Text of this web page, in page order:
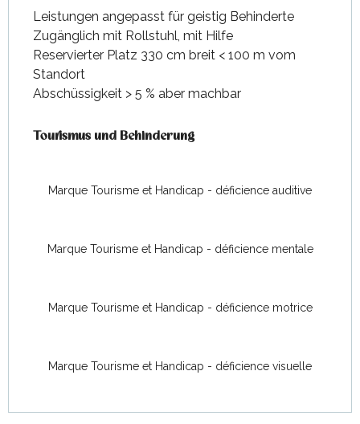
Leistungen angepasst für geistig Behinderte
Zugänglich mit Rollstuhl, mit Hilfe
Reservierter Platz 330 cm breit < 100 m vom
Standort
Abschüssigkeit > 5 % aber machbar
Tourismus und Behinderung
Tourismus und Behinderung
Marque Tourisme et Handicap - déficience auditive
Marque Tourisme et Handicap - déficience mentale
Marque Tourisme et Handicap - déficience motrice
Marque Tourisme et Handicap - déficience visuelle